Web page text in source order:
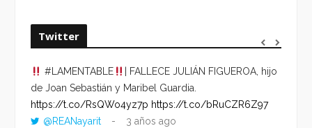
Twitter
#LAMENTABLE
| FALLECE JULIÁN FIGUEROA, hijo
de Joan Sebastián y Maribel Guardia.
https://t.co/RsQWo4yz7p https://t.co/bRuCZR6Z97
@REANayarit
3 años ago